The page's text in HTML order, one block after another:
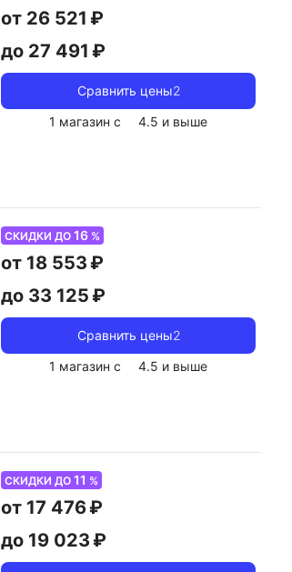
от 26 521 ₽
до 27 491 ₽
Сравнить цены2
1 магазин с
4.5 и выше
СКИДКИ ДО 16 %
от 18 553 ₽
до 33 125 ₽
Сравнить цены2
1 магазин с
4.5 и выше
СКИДКИ ДО 11 %
от 17 476 ₽
до 19 023 ₽